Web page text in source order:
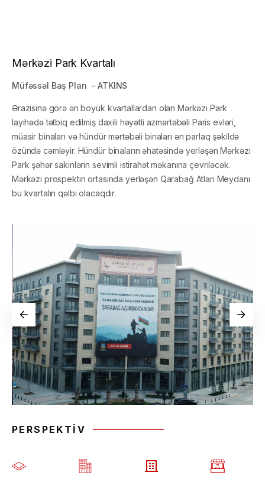
Qalereya
Video
Mərkəzi Park Kvartalı
Müfəssəl Baş Plan - ATKINS
Ərazisinə görə ən böyük kvartallardan olan Mərkəzi Park
layihədə tətbiq edilmiş daxili həyətli azmərtəbəli Paris evləri,
müasir binaları və hündür mərtəbəli binaları ən parlaq şəkildə
özündə cəmləyir. Hündür binaların əhatəsində yerləşən Mərkəzi
Park şəhər sakinlərin sevimli istirahət məkanına çevriləcək.
Mərkəzi prospektin ortasında yerləşən Qarabağ Atları Meydanı
bu kvartalın qəlbi olacaqdır.
PERSPEKTIV